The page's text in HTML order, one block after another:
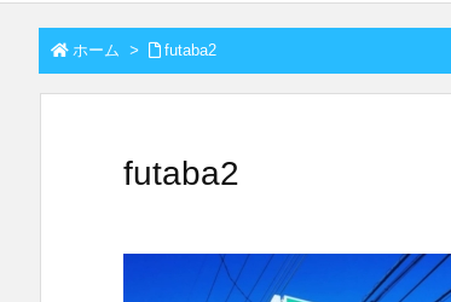
ホーム > futaba2
futaba2